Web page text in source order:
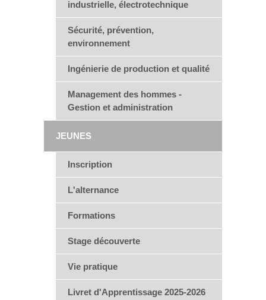
industrielle, électrotechnique
Sécurité, prévention,
environnement
Ingénierie de production et qualité
Management des hommes -
Gestion et administration
JEUNES
Inscription
L'alternance
Formations
Stage découverte
Vie pratique
Livret d'Apprentissage 2025-2026